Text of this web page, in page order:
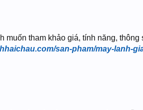
muốn tham khảo giá, tính năng,
san-pham/may-lanh-